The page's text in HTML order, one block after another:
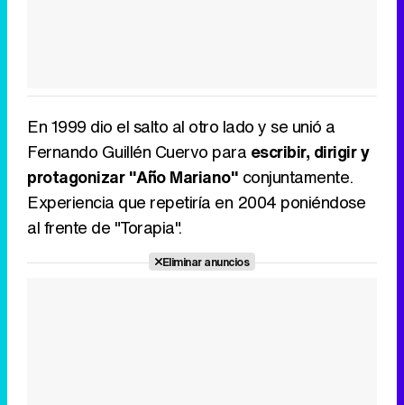
En 1999 dio el salto al otro lado y se unió a
Fernando Guillén Cuervo para escribir, dirigir y
protagonizar "Año Mariano" conjuntamente.
Experiencia que repetiría en 2004 poniéndose
al frente de "Torapia".
Eliminar anuncios